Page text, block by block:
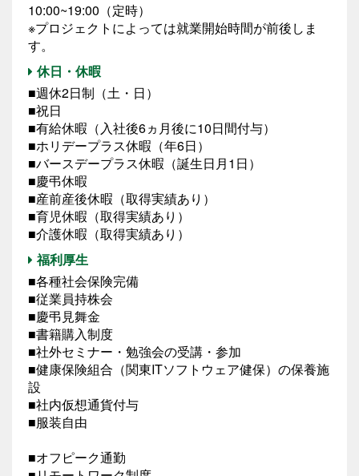
10:00~19:00（定時）
※プロジェクトによっては就業開始時間が前後しま
す。
休日・休暇
■週休2日制（土・日）
■祝日
■有給休暇（入社後6ヵ月後に10日間付与）
■ホリデープラス休暇（年6日）
■バースデープラス休暇（誕生日月1日）
■慶弔休暇
■産前産後休暇（取得実績あり）
■育児休暇（取得実績あり）
■介護休暇（取得実績あり）
福利厚生
■各種社会保険完備
■従業員持株会
■慶弔見舞金
■書籍購入制度
■社外セミナー・勉強会の受講・参加
■健康保険組合（関東ITソフトウェア健保）の保養施
設
■社内仮想通貨付与
■服装自由
■オフピーク通勤